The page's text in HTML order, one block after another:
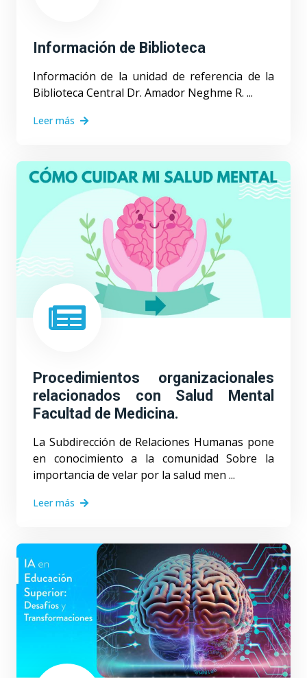
Información de Biblioteca
Información de la unidad de referencia de la
Biblioteca Central Dr. Amador Neghme R. ...
Leer más
Procedimientos organizacionales
relacionados con Salud Mental
Facultad de Medicina.
La Subdirección de Relaciones Humanas pone
en conocimiento a la comunidad Sobre la
importancia de velar por la salud men ...
Leer más